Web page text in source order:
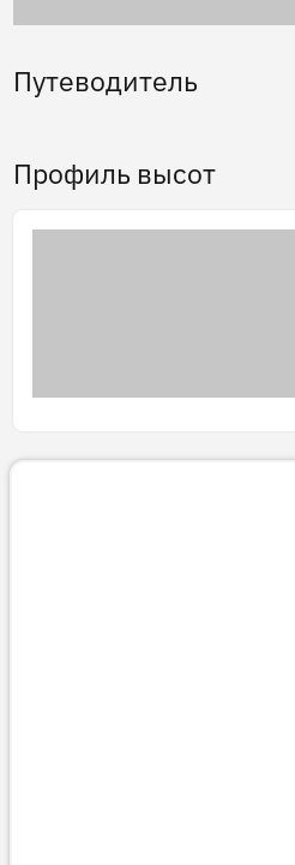
Путеводитель
Профиль высот
Готовим
3D тур